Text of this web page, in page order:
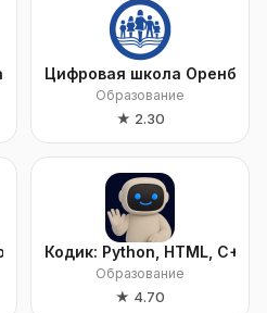
Цифровая школа
Образование
★ 2.30
области
Кодик: Python, HTML, C++,
Образование
★ 4.70